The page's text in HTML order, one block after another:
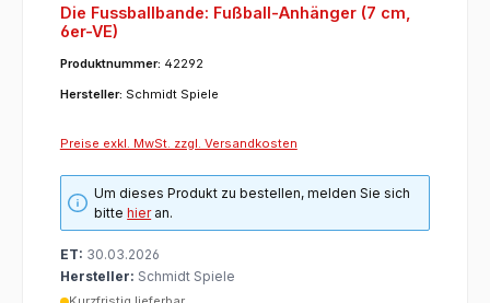
Die Fussballbande: Fußball-Anhänger (7 cm,
6er-VE)
Produktnummer: 42292
Hersteller: Schmidt Spiele
Preise exkl. MwSt. zzgl. Versandkosten
Um dieses Produkt zu bestellen, melden Sie sich
bittehieran.
ET: 30.03.2026
Hersteller: Schmidt Spiele